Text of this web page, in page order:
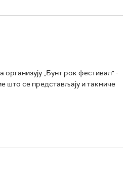
организују „Бунт рок фестивал" -
што се представљају и такмиче